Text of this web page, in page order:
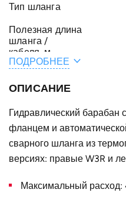
Тип шланга
Полезная длина
шланга /
кабеля, м
шланга /
A, мм
F, мм
E, мм
B, мм
ПОДРОБНЕЕ
ОПИСАНИЕ
Гидравлический
фланцем и
сварного шланга из
версиях: правые W3R и
Максимальный